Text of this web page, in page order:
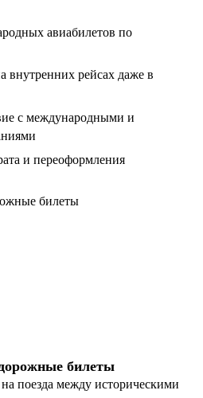
авиабилетов по
внутренних рейсах даже в
с международными и
и переоформления
билеты
поезда между историческими